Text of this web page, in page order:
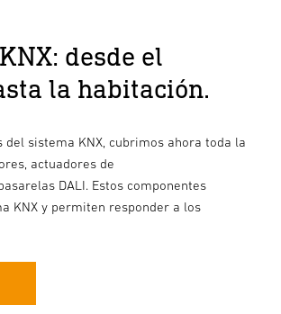
desde el
la habitación.
sistema KNX, cubrimos ahora toda la
actuadores de
DALI. Estos componentes
KNX y permiten responder a los